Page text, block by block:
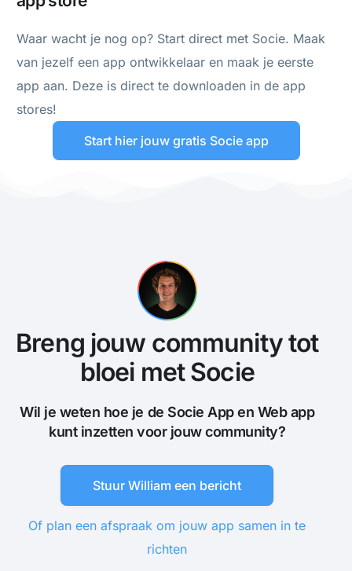
Waar wacht je nog op? Start direct met Socie. Maak
van jezelf een app ontwikkelaar en maak je eerste
app aan. Deze is direct te downloaden in de app
stores!
Start hier jouw gratis Socie app
Breng jouw community tot
bloei met Socie
Wil je weten hoe je de Socie App en Web app
kunt inzetten voor jouw community?
Stuur William een bericht
Of plan een afspraak om jouw app samen in te
richten